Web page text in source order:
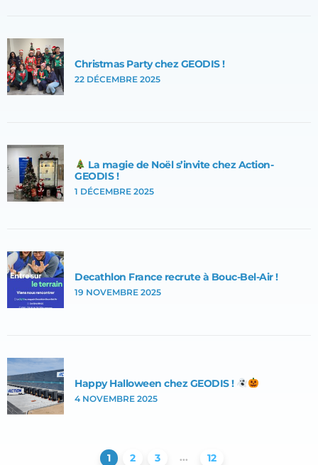
Christmas Party chez GEODIS !
22 DÉCEMBRE 2025
La magie de Noël s’invite chez Action-
GEODIS !
1 DÉCEMBRE 2025
Decathlon France recrute à Bouc-Bel-Air !
19 NOVEMBRE 2025
Happy Halloween chez GEODIS !
4 NOVEMBRE 2025
1 2 3 ... 12